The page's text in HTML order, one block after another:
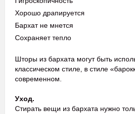
Хорошо драпируется
Бархат не мнется
Сохраняет тепло
Шторы из бархата могут быть
классическом стиле, в стиле
современном.
Уход.
Стирать вещи из бархата нужно